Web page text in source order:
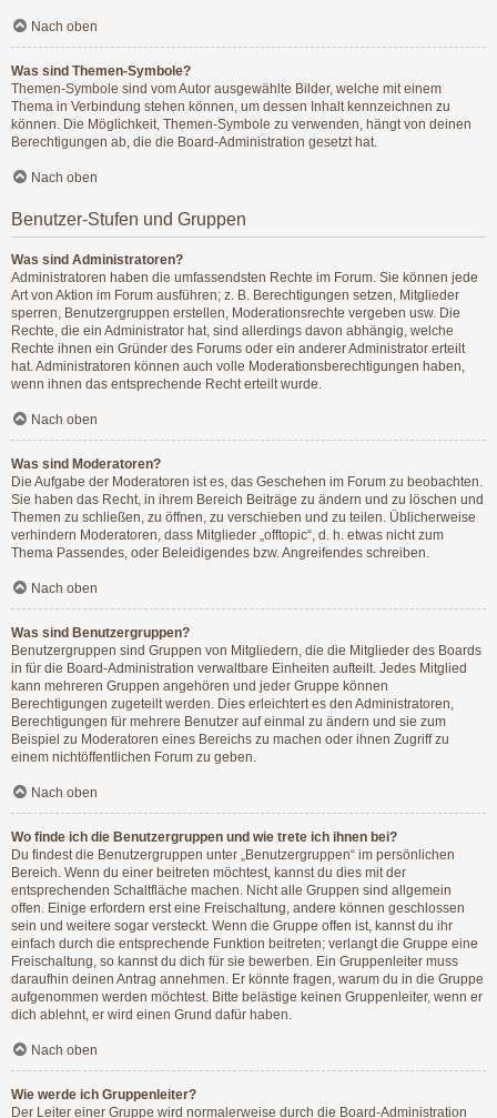
Nach oben
Was sind Themen-Symbole?
Themen-Symbole sind vom Autor ausgewählte Bilder, welche mit einem
Thema in Verbindung stehen können, um dessen Inhalt kennzeichnen zu
können. Die Möglichkeit, Themen-Symbole zu verwenden, hängt von deinen
Berechtigungen ab, die die Board-Administration gesetzt hat.
Nach oben
Benutzer-Stufen und Gruppen
Was sind Administratoren?
Administratoren haben die umfassendsten Rechte im Forum. Sie können jede
Art von Aktion im Forum ausführen; z. B. Berechtigungen setzen, Mitglieder
sperren, Benutzergruppen erstellen, Moderationsrechte vergeben usw. Die
Rechte, die ein Administrator hat, sind allerdings davon abhängig, welche
Rechte ihnen ein Gründer des Forums oder ein anderer Administrator erteilt
hat. Administratoren können auch volle Moderationsberechtigungen haben,
wenn ihnen das entsprechende Recht erteilt wurde.
Nach oben
Was sind Moderatoren?
Die Aufgabe der Moderatoren ist es, das Geschehen im Forum zu beobachten.
Sie haben das Recht, in ihrem Bereich Beiträge zu ändern und zu löschen und
Themen zu schließen, zu öffnen, zu verschieben und zu teilen. Üblicherweise
verhindern Moderatoren, dass Mitglieder „offtopic“, d. h. etwas nicht zum
Thema Passendes, oder Beleidigendes bzw. Angreifendes schreiben.
Nach oben
Was sind Benutzergruppen?
Benutzergruppen sind Gruppen von Mitgliedern, die die Mitglieder des Boards
in für die Board-Administration verwaltbare Einheiten aufteilt. Jedes Mitglied
kann mehreren Gruppen angehören und jeder Gruppe können
Berechtigungen zugeteilt werden. Dies erleichtert es den Administratoren,
Berechtigungen für mehrere Benutzer auf einmal zu ändern und sie zum
Beispiel zu Moderatoren eines Bereichs zu machen oder ihnen Zugriff zu
einem nichtöffentlichen Forum zu geben.
Nach oben
Wo finde ich die Benutzergruppen und wie trete ich ihnen bei?
Du findest die Benutzergruppen unter „Benutzergruppen“ im persönlichen
Bereich. Wenn du einer beitreten möchtest, kannst du dies mit der
entsprechenden Schaltfläche machen. Nicht alle Gruppen sind allgemein
offen. Einige erfordern erst eine Freischaltung, andere können geschlossen
sein und weitere sogar versteckt. Wenn die Gruppe offen ist, kannst du ihr
einfach durch die entsprechende Funktion beitreten; verlangt die Gruppe eine
Freischaltung, so kannst du dich für sie bewerben. Ein Gruppenleiter muss
daraufhin deinen Antrag annehmen. Er könnte fragen, warum du in die Gruppe
aufgenommen werden möchtest. Bitte belästige keinen Gruppenleiter, wenn er
dich ablehnt, er wird einen Grund dafür haben.
Nach oben
Wie werde ich Gruppenleiter?
Der Leiter einer Gruppe wird normalerweise durch die Board-Administration